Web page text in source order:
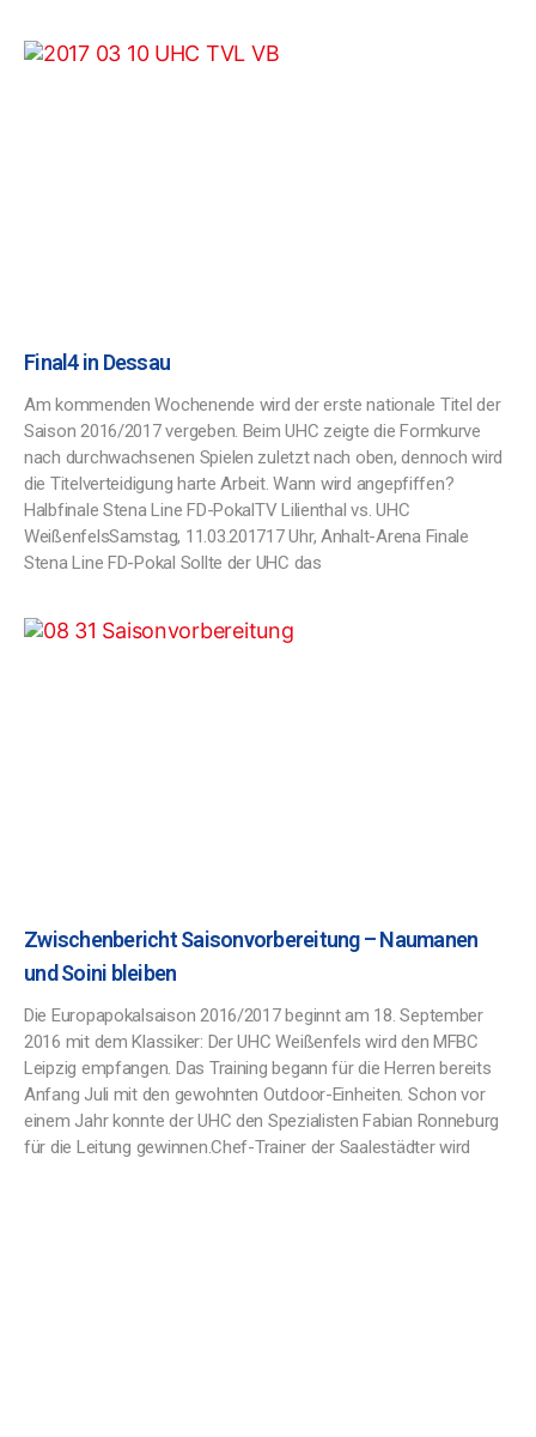
Final4 in Dessau
Am kommenden Wochenende wird der erste nationale Titel der
Saison 2016/2017 vergeben. Beim UHC zeigte die Formkurve
nach durchwachsenen Spielen zuletzt nach oben, dennoch wird
die Titelverteidigung harte Arbeit. Wann wird angepfiffen?
Halbfinale Stena Line FD-PokalTV Lilienthal vs. UHC
WeißenfelsSamstag, 11.03.201717 Uhr, Anhalt-Arena Finale
Stena Line FD-Pokal Sollte der UHC das
Zwischenbericht Saisonvorbereitung – Naumanen
und Soini bleiben
Die Europapokalsaison 2016/2017 beginnt am 18. September
2016 mit dem Klassiker: Der UHC Weißenfels wird den MFBC
Leipzig empfangen. Das Training begann für die Herren bereits
Anfang Juli mit den gewohnten Outdoor-Einheiten. Schon vor
einem Jahr konnte der UHC den Spezialisten Fabian Ronneburg
für die Leitung gewinnen.Chef-Trainer der Saalestädter wird